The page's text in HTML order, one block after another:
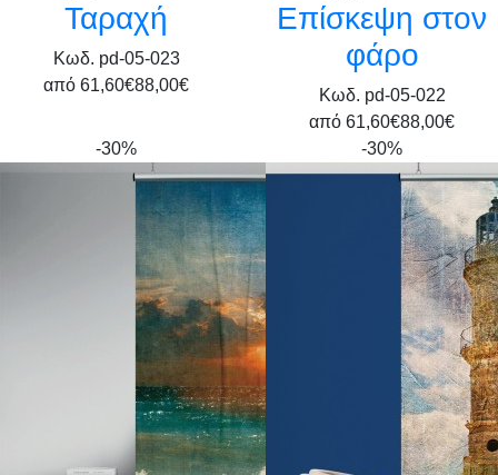
Ταραχή
Κωδ. pd-05-023
από 61,60€88,00€
Επίσκεψη στον
φάρο
Κωδ. pd-05-022
από 61,60€88,00€
-30%
-30%